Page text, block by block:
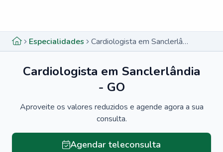
Especialidades Cardiologista em Sanclerlândia - GO
Cardiologista em Sanclerlândia
- GO
Aproveite os valores reduzidos e agende agora a sua
consulta.
Agendar teleconsulta